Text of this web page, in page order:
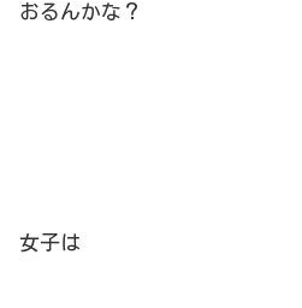
おるんかな？
女子は